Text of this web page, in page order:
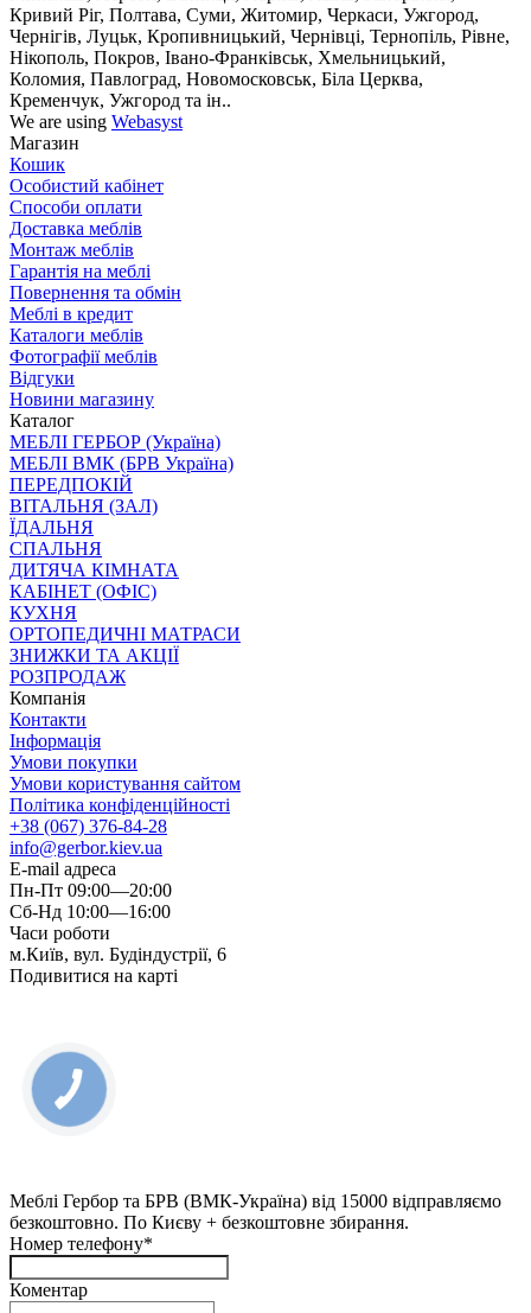
Кривий Ріг, Полтава, Суми, Житомир, Черкаси, Ужгород,
Чернігів, Луцьк, Кропивницький, Чернівці, Тернопіль, Рівне,
Нікополь, Покров, Івано-Франківськ, Хмельницький,
Коломия, Павлоград, Новомосковськ, Біла Церква,
Кременчук, Ужгород та ін..
We are using Webasyst
Магазин
Кошик
Особистий кабінет
Способи оплати
Доставка меблів
Монтаж меблів
Гарантія на меблі
Повернення та обмін
Меблі в кредит
Каталоги меблів
Фотографії меблів
Відгуки
Новини магазину
Каталог
МЕБЛІ ГЕРБОР (Україна)
МЕБЛІ ВМК (БРВ Україна)
ПЕРЕДПОКІЙ
ВІТАЛЬНЯ (ЗАЛ)
ЇДАЛЬНЯ
СПАЛЬНЯ
ДИТЯЧА КІМНАТА
КАБІНЕТ (ОФІС)
КУХНЯ
ОРТОПЕДИЧНІ МАТРАСИ
ЗНИЖКИ ТА АКЦІЇ
РОЗПРОДАЖ
Компанія
Контакти
Інформація
Умови покупки
Умови користування сайтом
Політика конфіденційності
+38 (067) 376-84-28
info@gerbor.kiev.ua
E-mail адреса
Пн-Пт 09:00—20:00
Сб-Нд 10:00—16:00
Часи роботи
м.Київ, вул. Будіндустрії, 6
Подивитися на карті
Меблі Гербор та БРВ (ВМК-Україна) від 15000 відправляємо
безкоштовно. По Києву + безкоштовне збирання.
Номер телефону*
Коментар